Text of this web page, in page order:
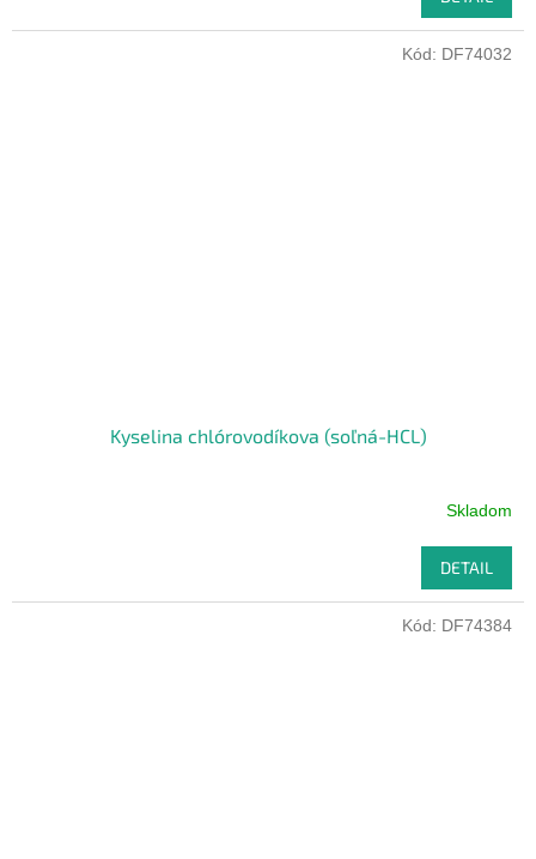
Kyselina chlórovodíkova (soľná-HCL)
Skladom
DETAIL
Kód: DF74032
Kód: DF74384